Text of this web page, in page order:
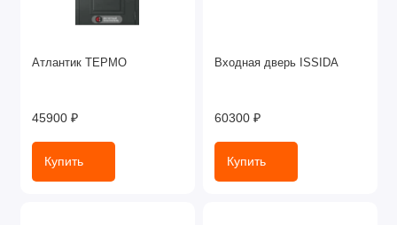
Атлантик ТЕРМО
45900 ₽
Купить
Входная дверь ISSIDA
60300 ₽
Купить